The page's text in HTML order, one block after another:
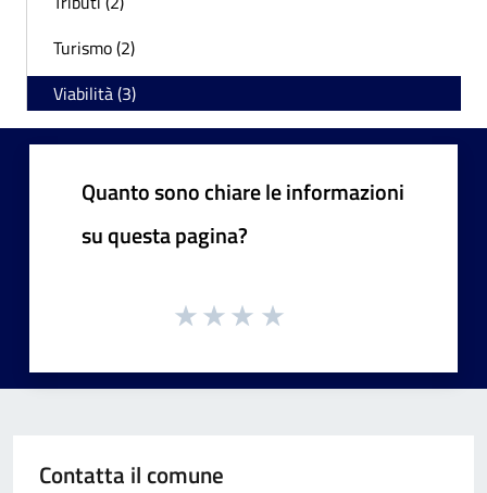
Turismo (2)
Viabilità (3)
Quanto sono chiare le informazioni
su questa pagina?
Contatta il comune